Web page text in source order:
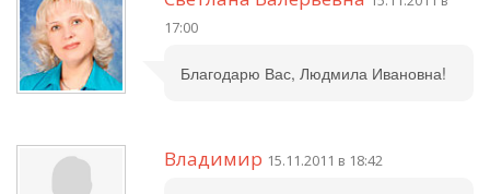
17:00
Благодарю Вас, Людмила Ивановна!
Владимир 15.11.2011 в 18:42